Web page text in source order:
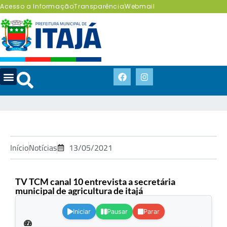
Acesso a InformaçãoTransparênciaWebmail
InícioNotícias 13/05/2021
TV TCM canal 10 entrevista a secretária
municipal de agricultura de itajá
Iniciar Pausar Parar